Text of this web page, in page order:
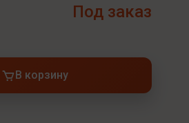
Под заказ
В корзину